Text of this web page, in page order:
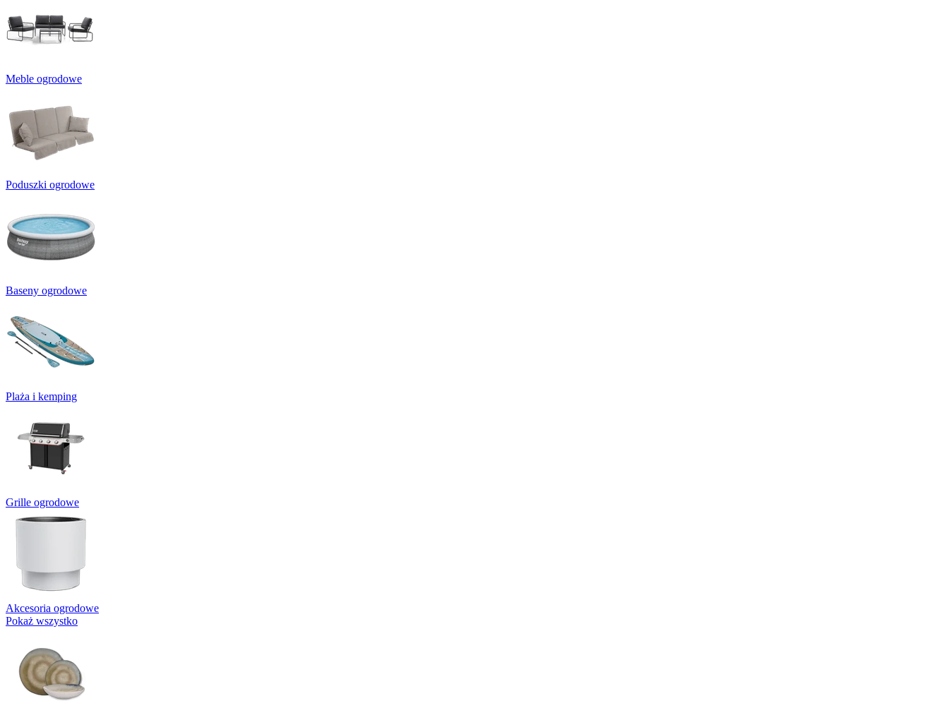
Meble ogrodowe
Poduszki ogrodowe
Baseny ogrodowe
Plaża i kemping
Grille ogrodowe
Akcesoria ogrodowe
Pokaż wszystko